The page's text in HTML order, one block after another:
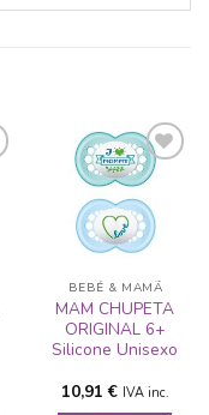
ADICIONAR
A LISTA DE
BEBÉ & MAMÃ
MAM CHUPETA
ORIGINAL 6+
Silicone Unisexo
10,91€ IVA inc.